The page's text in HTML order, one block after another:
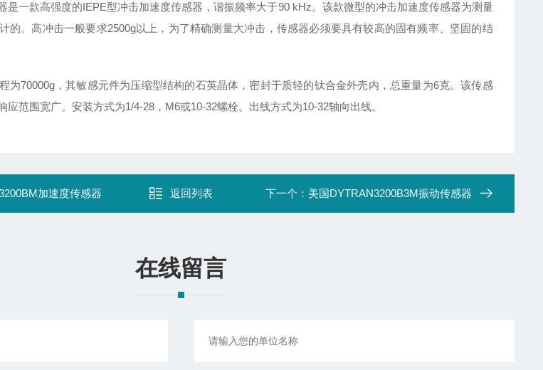
一款高强度的IEPE型冲击加速度传感器，谐振频率大于90 kHz。该款微型的冲击加速度传感器为测量
的。高冲击一般要求2500g以上，为了精确测量大冲击，传感器必须要具有较高的固有频率、坚固的结
为70000g，其敏感元件为压缩型结构的石英晶体，密封于质轻的钛合金外壳内，总重量为6克。该传感
应范围宽广。安装方式为1/4-28，M6或10-32螺栓。出线方式为10-32轴向出线。
加速度传感器 返回列表 下一个： 美国DYTRAN3200B3M振动传感器
在线留言